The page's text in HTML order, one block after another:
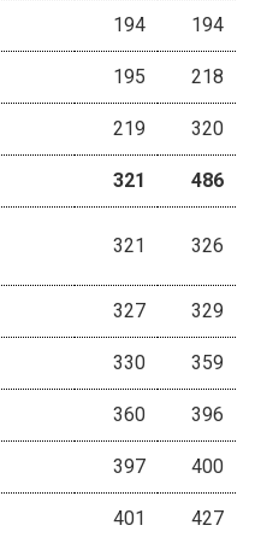
194 194
195 218
219 320
321 486
321 326
327 329
330 359
360 396
397 400
401 427